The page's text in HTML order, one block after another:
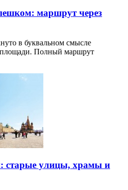
маршрут через
в буквальном смысле
Полный маршрут
старые улицы, храмы и